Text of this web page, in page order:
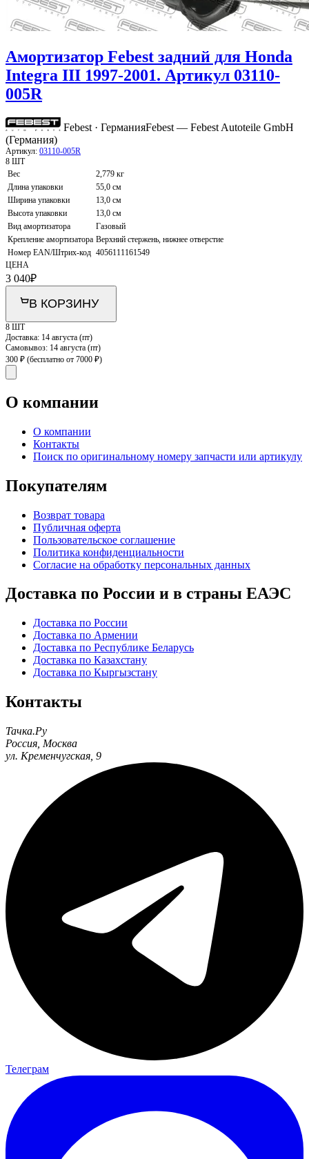
Амортизатор Febest задний для Honda
Integra III 1997-2001. Артикул 03110-
005R
Febest · ГерманияFebest — Febest Autoteile GmbH
(Германия)
Артикул: 03110-005R
8 ШТ
Вес
2,779 кг
Длина упаковки
55,0 см
Ширина упаковки
13,0 см
Высота упаковки
13,0 см
Вид амортизатора
Газовый
Крепление амортизатора Верхний стержень, нижнее отверстие
Номер EAN/Штрих-код 4056111161549
ЦЕНА
3 040₽
В КОРЗИНУ
8 ШТ
Доставка: 14 августа (пт)
Самовывоз: 14 августа (пт)
300 ₽ (бесплатно от 7000 ₽)
О компании
О компании
Контакты
Поиск по оригинальному номеру запчасти или артикулу
Покупателям
Возврат товара
Публичная оферта
Пользовательское соглашение
Политика конфиденциальности
Согласие на обработку персональных данных
Доставка по России и в страны ЕАЭС
Доставка по России
Доставка по Армении
Доставка по Республике Беларусь
Доставка по Казахстану
Доставка по Кыргызстану
Контакты
Тачка.Ру
Россия Москва
ул. Кременчугская, 9
Телеграм